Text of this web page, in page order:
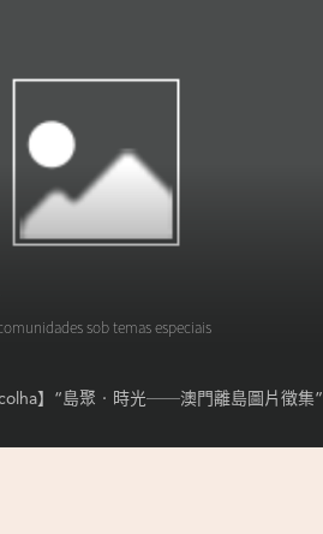
sob temas especiais
】“島聚‧時光──澳門離島圖片徵集”